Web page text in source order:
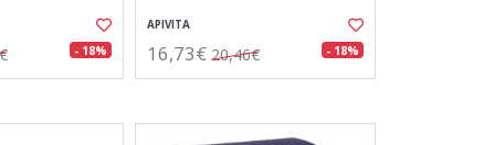
- 18%
APIVITA
16,73€ 20,46€ - 18%